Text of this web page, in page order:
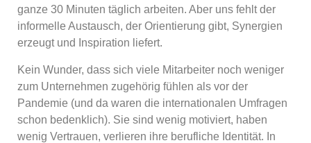
ganze 30 Minuten täglich arbeiten. Aber uns fehlt der
informelle Austausch, der Orientierung gibt, Synergien
erzeugt und Inspiration liefert.
Kein Wunder, dass sich viele Mitarbeiter noch weniger
zum Unternehmen zugehörig fühlen als vor der
Pandemie (und da waren die internationalen Umfragen
schon bedenklich). Sie sind wenig motiviert, haben
wenig Vertrauen, verlieren ihre berufliche Identität. In